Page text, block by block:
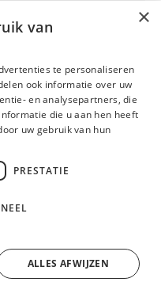
augustus. Bestellen is
RSS-feed
×
van
te personaliseren
ook informatie over uw
en analysepartners, die
die u aan hen heeft
uw gebruik van hun
PRESTATIE
ALLES AFWIJZEN